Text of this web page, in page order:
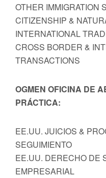
OTHER IMMIGRATION
CITIZENSHIP &
INTERNATIONAL
CROSS BORDER &
TRANSACTIONS
OGMEN OFICINA DE
PRÁCTICA:
EE.UU. JUICIOS &
SEGUIMIENTO
EE.UU. DERECHO DE
EMPRESARIAL